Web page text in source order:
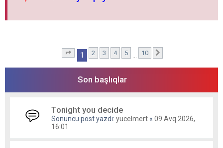
. səhifə (Cəmi10 səhifə)
1 2 3 4 5 10
Son başlıqlar
Tonight you decide
Sonuncu post yazdı: yucelmert « 09 Avq 2026,
16:01